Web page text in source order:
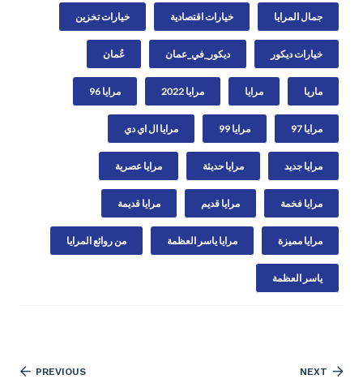
جمال المرايا خيارات اقتصادية خيارات تخزين
خيارات ديكور ديكور_في_عمان عُمان
ماريا مرايا مرايا 2022 مرايا 96
مرايا 97 مرايا 99 مرايا ال اي دي
مرايا جديد مرايا حديثة مرايا عصرية
مرايا فخمة مرايا قديم مرايا قديمة
مرايا مميزة مرايا ياسر العظمة من روائع المرايا
ياسر العظمة
PREVIOUS NEXT